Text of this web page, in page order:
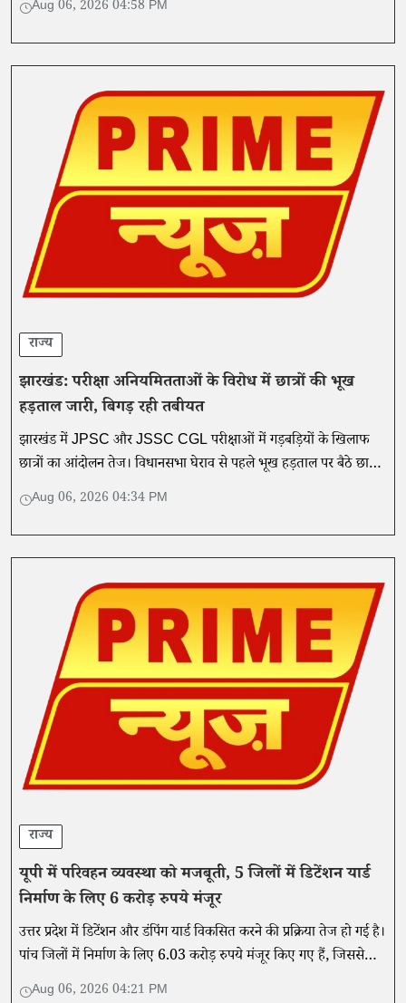
Aug 06, 2026 04:58 PM
राज्य
झारखंड: परीक्षा अनियमितताओं के विरोध में छात्रों की भूख
हड़ताल जारी, बिगड़ रही तबीयत
झारखंड में JPSC और JSSC CGL परीक्षाओं में गड़बड़ियों के खिलाफ
छात्रों का आंदोलन तेज। विधानसभा घेराव से पहले भूख हड़ताल पर बैठे छात्र,
CBI जांच और सीएम के इस्तीफे की मांग।
Aug 06, 2026 04:34 PM
राज्य
यूपी में परिवहन व्यवस्था को मजबूती, 5 जिलों में डिटेंशन यार्ड
निर्माण के लिए 6 करोड़ रुपये मंजूर
उत्तर प्रदेश में डिटेंशन और डंपिंग यार्ड विकसित करने की प्रक्रिया तेज हो गई है।
पांच जिलों में निर्माण के लिए 6.03 करोड़ रुपये मंजूर किए गए हैं, जिससे
परिवहन विभाग की प्रवर्तन व्यवस्था मजबूत होगी।
Aug 06, 2026 04:21 PM